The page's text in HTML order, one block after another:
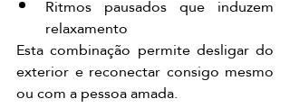
Ritmos pausados que induzem
relaxamento
Esta combinação permite desligar do
exterior e reconectar consigo mesmo
ou com a pessoa amada.